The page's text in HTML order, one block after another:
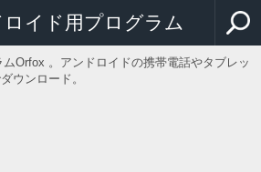
ロイド用プログラム
Orfox 。アンドロイドの携帯電話やタブレッ
ウンロード。